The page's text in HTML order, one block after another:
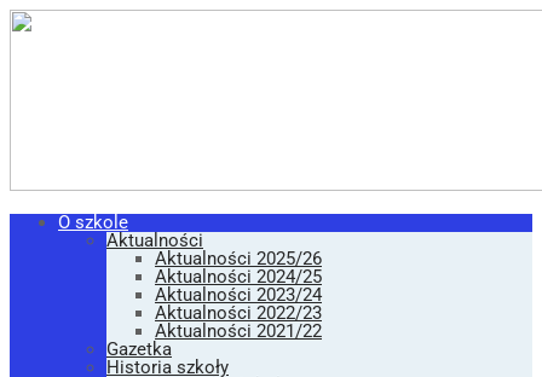
O szkole
Aktualności
Aktualności 2025/26
Aktualności 2024/25
Aktualności 2023/24
Aktualności 2022/23
Aktualności 2021/22
Gazetka
Historia szkoły